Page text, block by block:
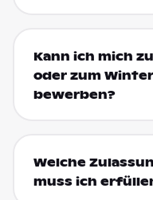
Kann ich mich
oder zum
bewerben?
Welche
muss ich